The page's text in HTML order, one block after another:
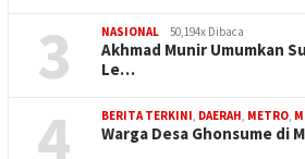
3
NASIONAL 50,194x Dibaca
Akhmad Munir Umumkan
Le…
4 BERITA TERKINI, DAERAH, METRO,
Warga Desa Ghonsume di